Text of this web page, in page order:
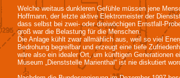
Welche weitaus dunkleren Gefühle müssen jene
Hoffmann, der letzte aktive Elektromeister der
dass selbst bei zwei- oder dreiwöchigen Ernstfall-
groß war die Belastung für die Menschen.
Die Anlage kühlt zwar allmählich aus, weil so viel
Bedrohung begreifbar und erzeugt eine tiefe
wäre also ein idealer Ort, um künftigen Generationen
Museum „Dienststelle Marienthal“ ist nie diskutiert